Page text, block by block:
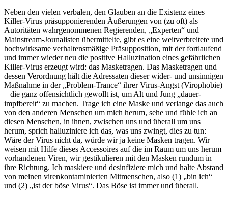
Neben den vielen verbalen, den Glauben an die Existenz eines
Killer-Virus präsupponierenden Äußerungen von (zu oft) als
Autoritäten wahrgenommenen Regierenden, „Experten“ und
Mainstream-Jounalisten übermittelte, gibt es eine weitverbreitete und
hochwirksame verhaltensmäßige Präsupposition, mit der fortlaufend
und immer wieder neu die positive Halluzination eines gefährlichen
Killer-Virus erzeugt wird: das Masketragen. Das Masketragen und
dessen Verordnung hält die Adressaten dieser wider- und unsinnigen
Maßnahme in der „Problem-Trance“ ihrer Virus-Angst (Virophobie)
– die ganz offensichtlich gewollt ist, um Alt und Jung „dauer-
impfbereit“ zu machen. Trage ich eine Maske und verlange das auch
von den anderen Menschen um mich herum, sehe und fühle ich an
diesen Menschen, in ihnen, zwischen uns und überall um uns
herum, sprich halluziniere ich das, was uns zwingt, dies zu tun:
Wäre der Virus nicht da, würde wir ja keine Masken tragen. Wir
weisen mit Hilfe dieses Accessoires auf die im Raum um uns herum
vorhandenen Viren, wir gestikulieren mit den Masken rundum in
ihre Richtung. Ich maskiere und desinfiziere mich und halte Abstand
von meinen virenkontaminierten Mitmenschen, also (1) „bin ich“
und (2) „ist der böse Virus“. Das Böse ist immer und überall.